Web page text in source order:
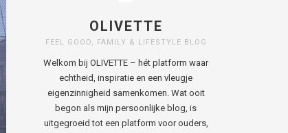
OLIVETTE
FEEL GOOD, FAMILY & LIFESTYLE BLOG
Welkom bij OLIVETTE – hét platform waar
echtheid, inspiratie en een vleugje
eigenzinnigheid samenkomen. Wat ooit
begon als mijn persoonlijke blog, is
uitgegroeid tot een platform voor ouders,